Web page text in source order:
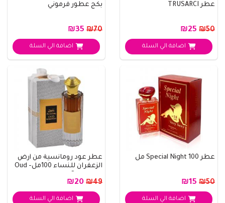
عطر TRUSARCI
₪50
اضافة الي السلة
بكج عطور فرموني
₪70
اضافة الي السلة
عطر Special Night 100 مل
₪50
اضافة الي السلة
عطر عود رومانسية من أرض
الزعفران للنساء 100مل- Oud
₪49
اضافة الي السلة